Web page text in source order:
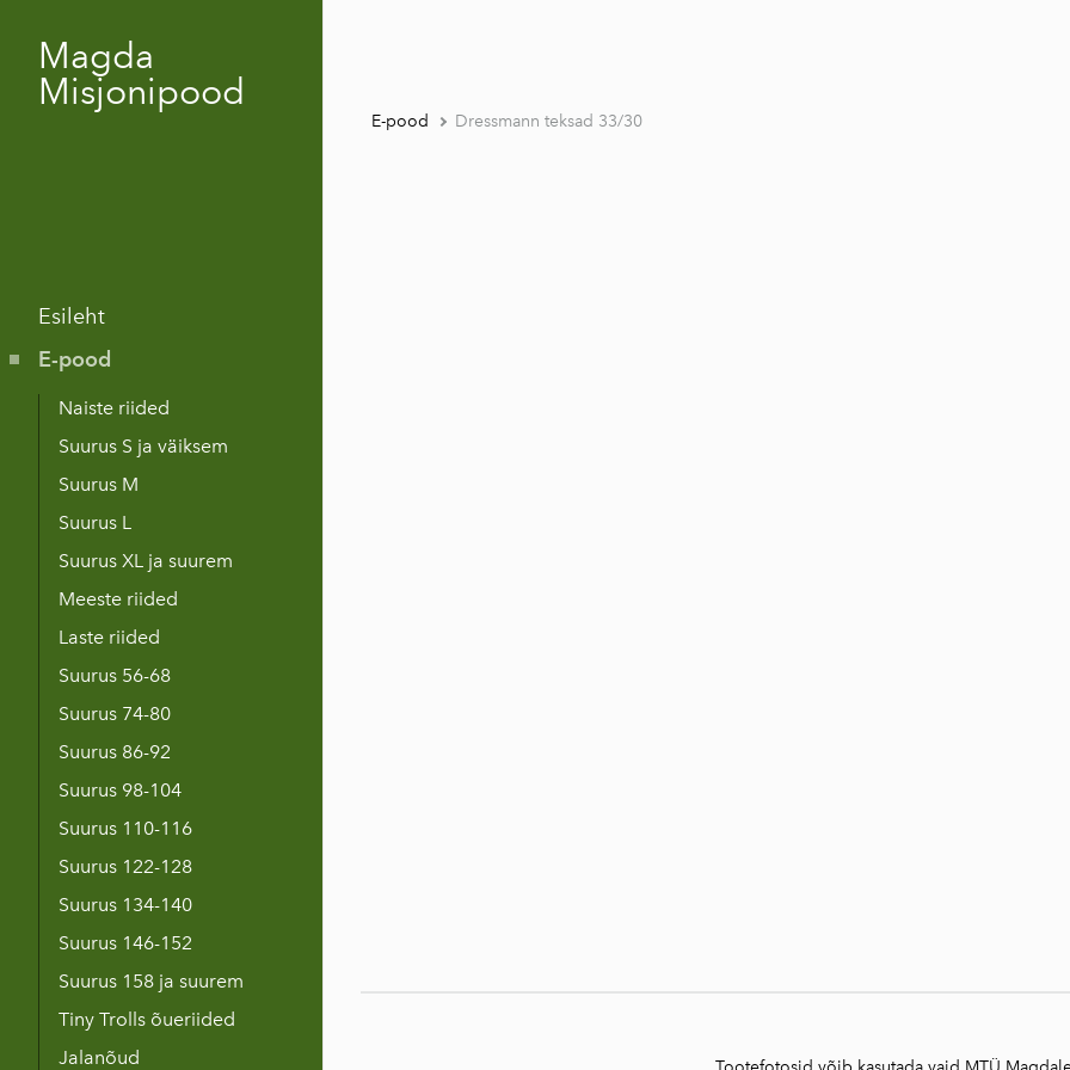
Magda
Misjonipood
Esileht
E-pood
Naiste riided
Suurus S ja väiksem
Suurus M
Suurus L
Suurus XL ja suurem
Meeste riided
Laste riided
Suurus 56-68
Suurus 74-80
Suurus 86-92
Suurus 98-104
Suurus 110-116
Suurus 122-128
Suurus 134-140
Suurus 146-152
Suurus 158 ja suurem
Tiny Trolls õueriided
Jalanõud
E-pood Dressmann teksad 33/30